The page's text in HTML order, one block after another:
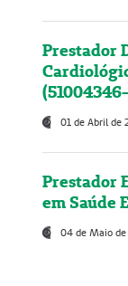
Prestador
01 de Abril de
Prestador
em Saúde
04 de Maio de